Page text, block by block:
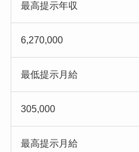
最高提示年収
6,270,000
最低提示月給
305,000
最高提示月給